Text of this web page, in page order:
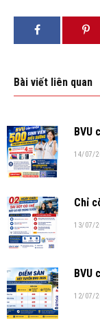
Bài viết liên quan
BVU
14/07/
Chỉ
13/07/
BVU
12/07/